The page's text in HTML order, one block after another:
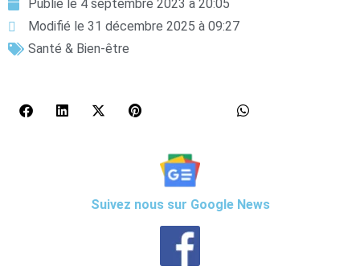
Publié le 4 septembre 2023 à 20:05
Modifié le 31 décembre 2025 à 09:27
Santé & Bien-être
Suivez nous sur Google News